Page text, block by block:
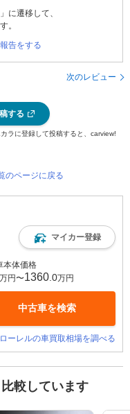
に遷移して、
。
告をする
次のレビュー
する
ラに登録して投稿すると、carview!
のページに戻る
マイカー登録
本体価格
万円〜1360 .0万円
中古車を検索
ローレルの車買取相場を調べる
較しています